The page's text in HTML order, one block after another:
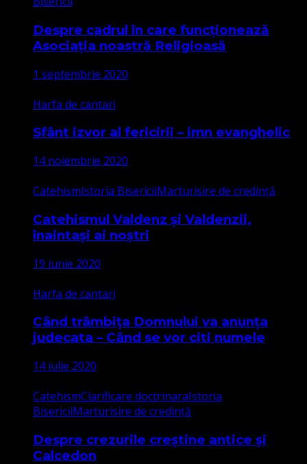
Despre cadrul în care funcționează
Asociația noastră Religioasă
1 septembrie 2020
Harfa de cantari
Sfânt izvor al fericirii – imn evanghelic
14 noiembrie 2020
CatehismIstoria BisericiiMarturisire de credință
Catehismul Valdenz și Valdenzii,
înaintași ai noștri
19 iunie 2020
Harfa de cantari
Când trâmbița Domnului va anunța
judecata – Când se vor citi numele
14 iulie 2020
CatehismClarificare doctrinaraIstoria
BisericiiMarturisire de credință
Despre crezurile creștine antice și
Calcedon